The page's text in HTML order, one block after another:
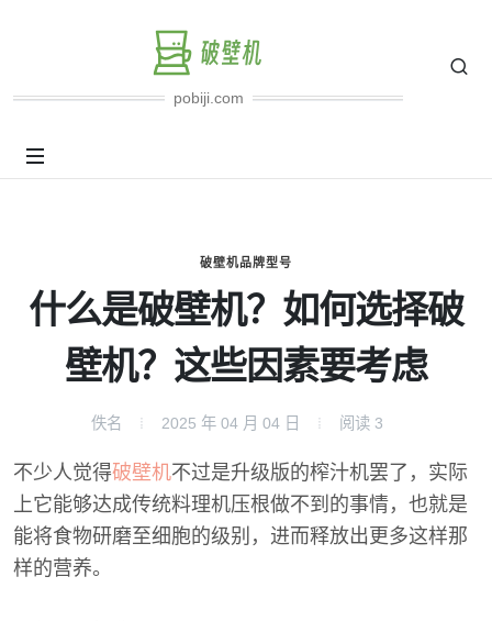
pobiji.com
破壁机品牌型号
什么是破壁机？如何选择破
壁机？这些因素要考虑
佚名 2025 年 04 月 04 日 阅读 3
不少人觉得破壁机不过是升级版的榨汁机罢了，实际
上它能够达成传统料理机压根做不到的事情，也就是
能将食物研磨至细胞的级别，进而释放出更多这样那
样的营养。